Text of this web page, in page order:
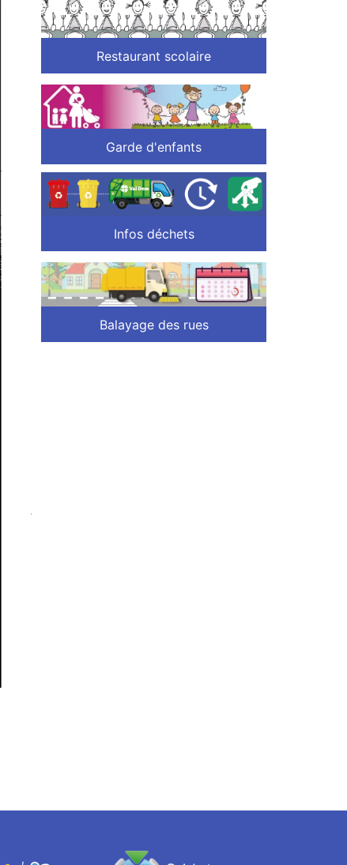
Restaurant scolaire
Garde d'enfants
Infos déchets
Balayage des rues